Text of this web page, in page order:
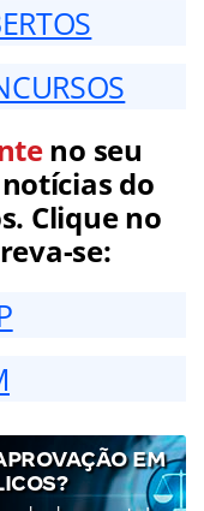
no seu
do
Clique no
se:
EM